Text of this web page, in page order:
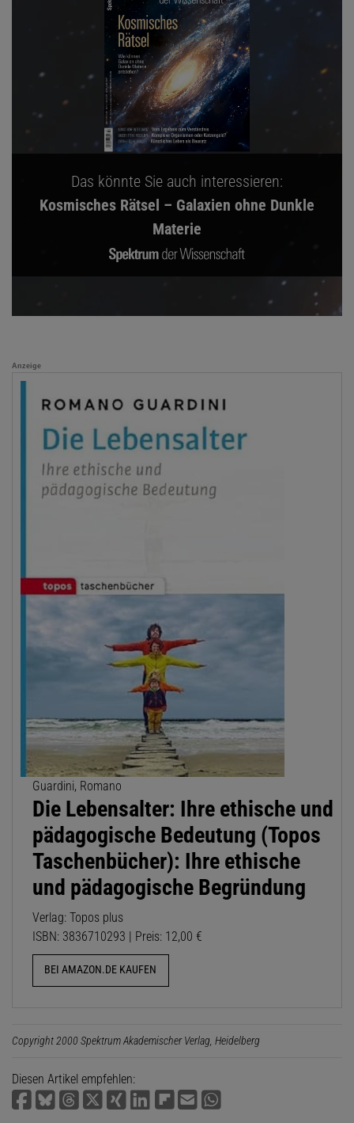
Das könnte Sie auch interessieren:
Kosmisches Rätsel – Galaxien ohne Dunkle
Materie
Anzeige
Guardini, Romano
Die Lebensalter: Ihre ethische und
pädagogische Bedeutung (Topos
Taschenbücher): Ihre ethische
und pädagogische Begründung
Verlag: Topos plus
ISBN: 3836710293 | Preis: 12,00 €
BEI AMAZON.DE KAUFEN
Copyright 2000 Spektrum Akademischer Verlag, Heidelberg
Diesen Artikel empfehlen: